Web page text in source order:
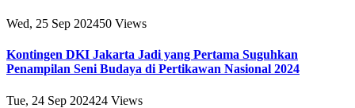
Wed, 25 Sep 202450 Views
Kontingen DKI Jakarta Jadi yang Pertama Suguhkan
Penampilan Seni Budaya di Pertikawan Nasional 2024
Tue, 24 Sep 202424 Views